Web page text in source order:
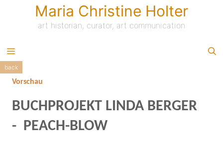
Maria Christine Holter
art historian, curator, art communication
back
Vorschau
BUCHPROJEKT LINDA BERGER
- PEACH-BLOW